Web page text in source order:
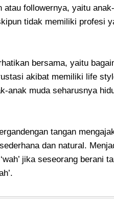
atau followernya, yaitu
tidak memiliki profesi
bersama, yaitu
akibat memiliki life
anak muda seharusnya
tangan
dan natural.
jika seseorang berani